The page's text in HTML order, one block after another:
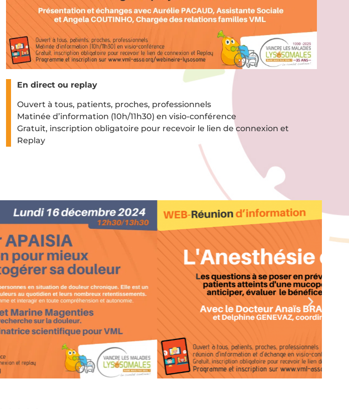
En direct ou replay
Ouvert à tous, patients, proches, professionnels
Matinée d’information (10h/11h30) en visio-conférence
Gratuit, inscription obligatoire pour recevoir le lien de connexion et
Replay